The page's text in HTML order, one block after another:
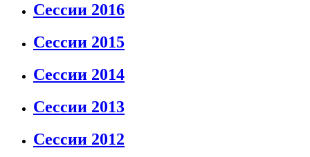
Сессии 2016
Сессии 2015
Сессии 2014
Сессии 2013
Сессии 2012